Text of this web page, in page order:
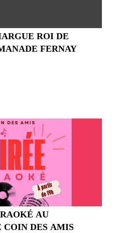
ROI DE
FERNAY
AU
COIN DES AMIS